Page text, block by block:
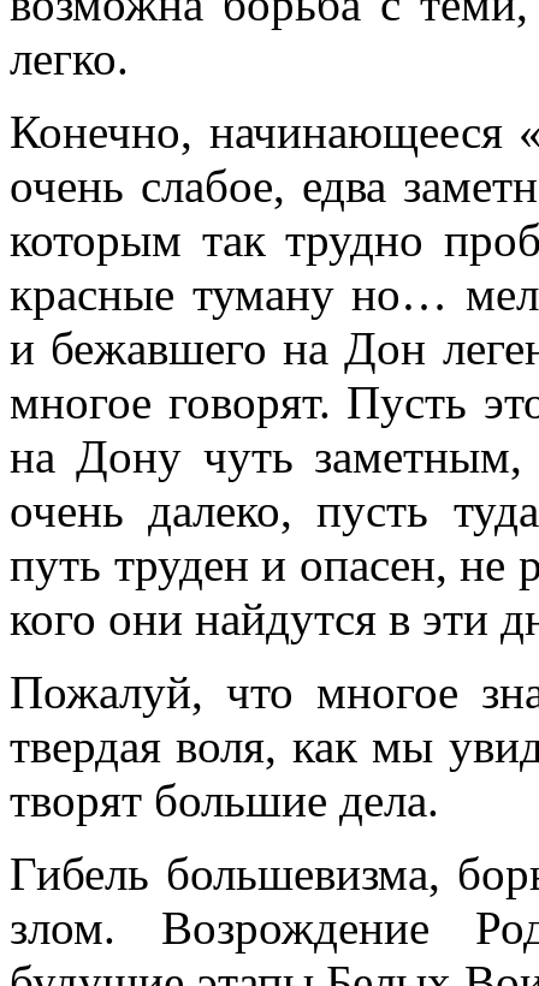
легко.
Конечно, начинающееся
очень слабое, едва
которым так трудно
красные туману но…
и бежавшего на Дон
многое говорят. Пусть
на Дону чуть
очень далеко, пусть
путь труден и опасен, не
кого они найдутся в эти
Пожалуй, что многое
твердая воля, как мы
творят большие дела.
Гибель большевизма,
злом. Возрождение